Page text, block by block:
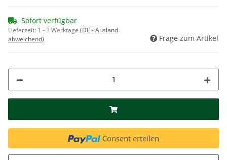
Sofort verfügbar
Lieferzeit: 1 - 3 Werktage (DE - Ausland
abweichend)
Frage zum Artikel
Consent erteilen